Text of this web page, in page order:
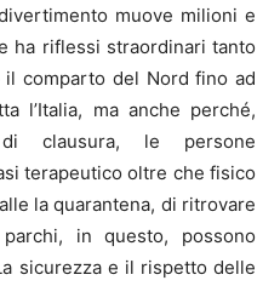
muove milioni e
ha riflessi straordinari tanto
comparto del Nord fino ad
l’Italia, ma anche perché,
clausura, le persone
terapeutico oltre che fisico
la quarantena, di ritrovare
in questo, possono
sicurezza e il rispetto delle